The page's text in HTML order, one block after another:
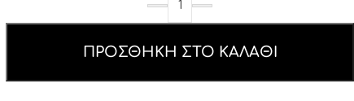
ΠΡΟΣΘΉΚΗ ΣΤΟ ΚΑΛΆΘΙ